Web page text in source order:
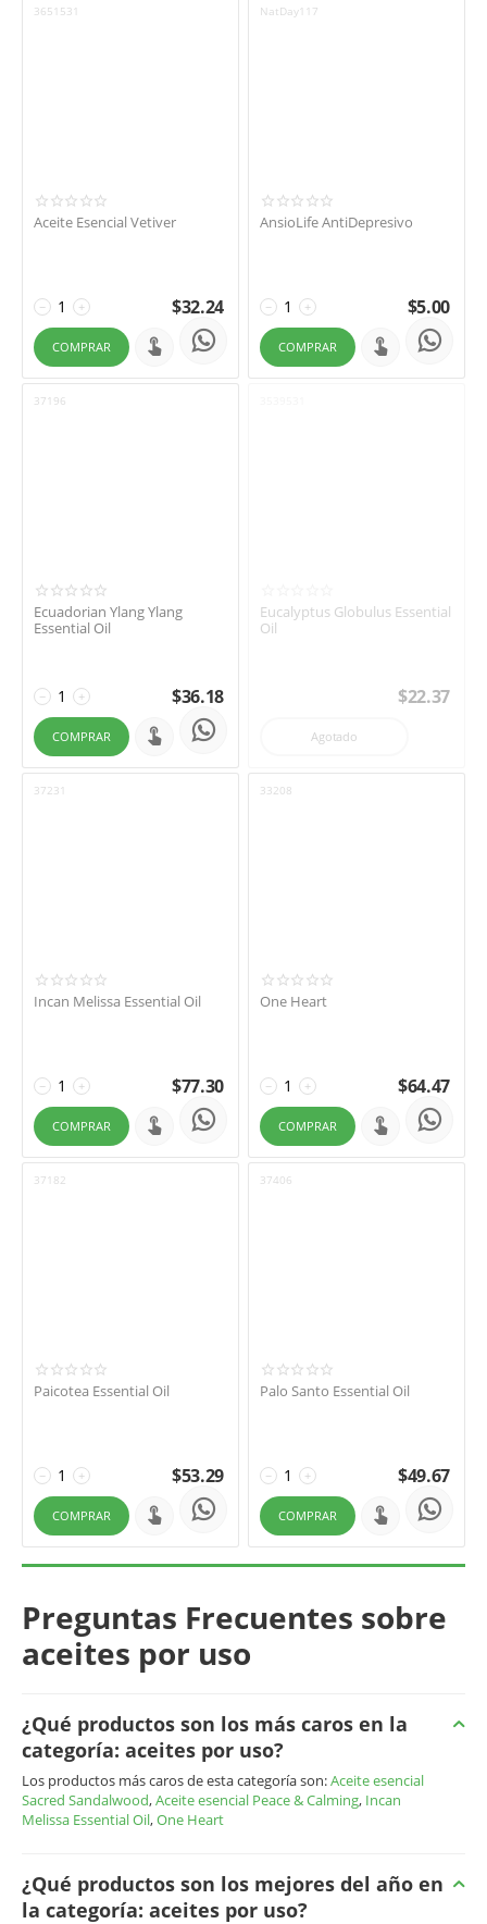
3651531
Aceite Esencial Vetiver
+
− $32.24
COMPRAR
NatDay117
AnsioLife AntiDepresivo
+
− $5.00
COMPRAR
37196
Ecuadorian Ylang Ylang
Essential Oil
+
− $36.18
COMPRAR
Eucalyptus Globulus Essential
Oil
$22.37
Agotado
37231
Incan Melissa Essential Oil
+
− $77.30
COMPRAR
33208
One Heart
+
− $64.47
COMPRAR
37182
Paicotea Essential Oil
+
− $53.29
COMPRAR
37406
Palo Santo Essential Oil
+
− $49.67
COMPRAR
Preguntas Frecuentes sobre
aceites por uso
¿Qué productos son los más caros en la
categoría: aceites por uso?
Los productos más caros de esta categoría son:Aceite esencial
Sacred Sandalwood,Aceite esencial Peace & Calming, Incan
Melissa Essential Oil,One Heart
¿Qué productos son los mejores del año en
la categoría: aceites por uso?